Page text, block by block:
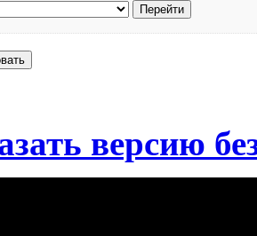
версию